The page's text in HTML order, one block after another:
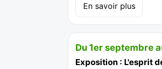
En savoir plus
Du 1er septembre
Exposition : L'esprit